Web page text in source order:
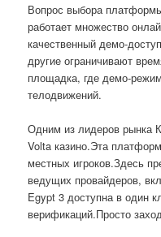
Вопрос выбора
работает множество
качественный демо-
другие ограничивают
площадка, где демо-
телодвижений.
Одним из лидеров рынка
Volta казино.Эта
местных игроков.Здесь
ведущих провайдеров,
Egypt 3 доступна в один
верификаций.Просто